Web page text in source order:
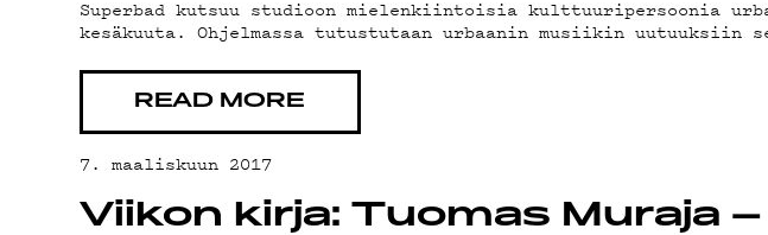
PODCAST
MAINOSTA
Superbad kutsuu studioon mielenkiintoisia kulttuuripersoonia
kesäkuuta. Ohjelmassa tutustutaan urbaanin musiikin uutuuksiin
READ MORE
7. maaliskuun 2017
Viikon kirja: Tuomas Muraja